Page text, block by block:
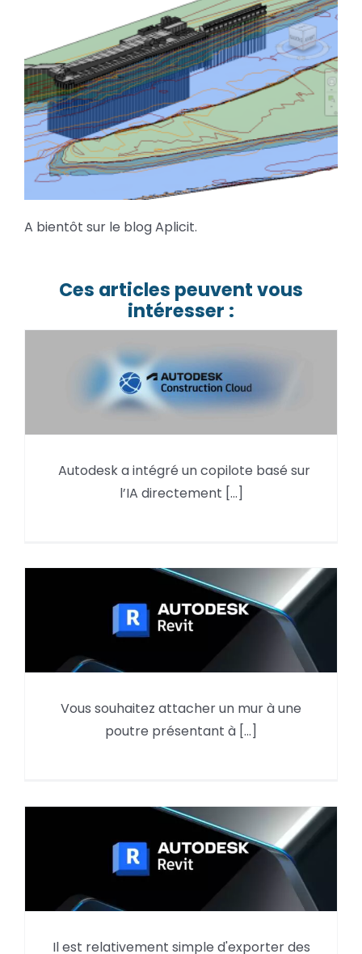
A bientôt sur le blog Aplicit.
Ces articles peuvent vous
intéresser :
Autodesk Assistant (ACC) pour
Revit — le copilote IA qui arrive
Autodesk a intégré un copilote basé sur
l’IA directement [...]
Attachement d’un mur courbe
avec une poutre en pente et
Vous souhaitez attacher un mur à une
poutre présentant à [...]
Il est relativement simple d'exporter des